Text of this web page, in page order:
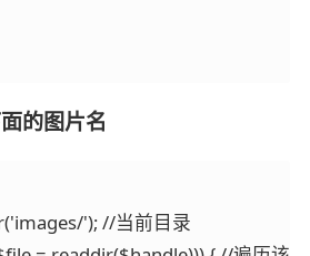
的图片名
'); //当前目录